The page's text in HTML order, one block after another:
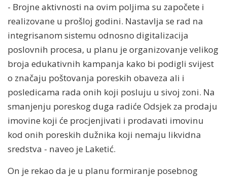
- Brojne aktivnosti na ovim poljima su započete i
realizovane u prošloj godini. Nastavlja se rad na
integrisanom sistemu odnosno digitalizacija
poslovnih procesa, u planu je organizovanje velikog
broja edukativnih kampanja kako bi podigli svijest
o značaju poštovanja poreskih obaveza ali i
posledicama rada onih koji posluju u sivoj zoni. Na
smanjenju poreskog duga radiće Odsjek za prodaju
imovine koji će procjenjivati i prodavati imovinu
kod onih poreskih dužnika koji nemaju likvidna
sredstva - naveo je Laketić.
On je rekao da je u planu formiranje posebnog